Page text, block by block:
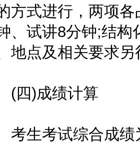
方式进行，两项
、试讲8分钟;结构
地点及相关要求另
)成绩计算
生考试综合成绩